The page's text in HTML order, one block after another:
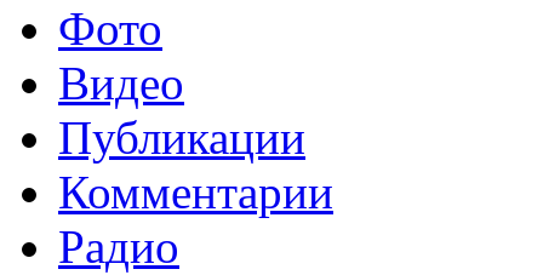
Фото
Видео
Публикации
Комментарии
Радио